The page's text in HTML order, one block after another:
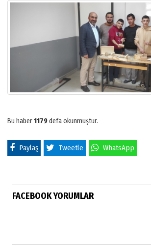
Bu haber1179defa okunmuştur.
Paylaş Tweetle WhatsApp
FACEBOOK YORUMLAR